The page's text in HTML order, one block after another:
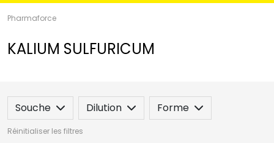
Pharmaforce
KALIUM SULFURICUM
Souche Dilution Forme
Réinitialiser les filtres